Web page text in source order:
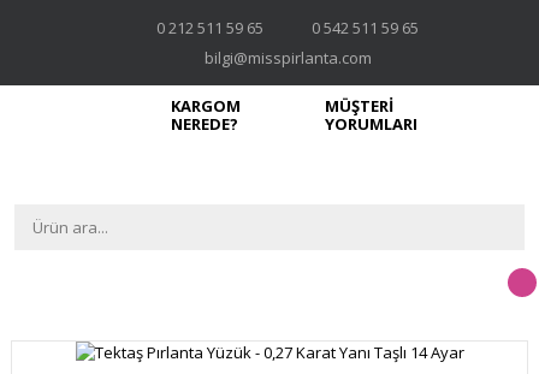
0 212 511 59 65
0 542 511 59 65
bilgi@misspirlanta.com
KARGOM
NEREDE?
MÜŞTERİ
YORUMLARI